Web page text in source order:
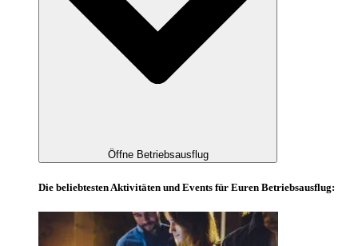
Öffne Betriebsausflug
Die beliebtesten Aktivitäten und Events für Euren Betriebsausflug: